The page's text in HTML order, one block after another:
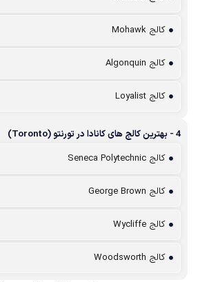
کالج Mohawk
کالج Algonquin
کالج Loyalist
4 - بهترین کا‌لج ها‌ی کا‌ناد‌ا در تورنتو (Toronto)
کالج Seneca Polytechnic
کالج George Brown
کالج Wycliffe
کالج Woodsworth